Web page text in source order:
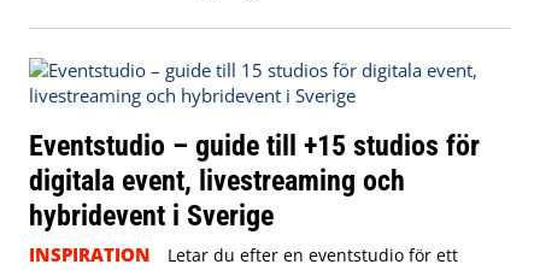
Eventstudio – guide till +15 studios för
digitala event, livestreaming och
hybridevent i Sverige
INSPIRATION
Letar du efter en eventstudio för ett